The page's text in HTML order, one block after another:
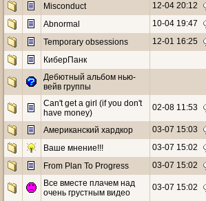
Misconduct
12-04 20:12
Abnormal
10-04 19:47
Temporary obsessions
12-01 16:25
КиберПанк
Дебютный альбом нью-
вейв группы
Can't get a girl (if you don't
have money)
02-08 11:53
Американский хардкор 03-07 15:03
Ваше мнение!!!
03-07 15:02
From Plan To Progress
03-07 15:02
Все вместе плачем над
очень грустным видео
03-07 15:02